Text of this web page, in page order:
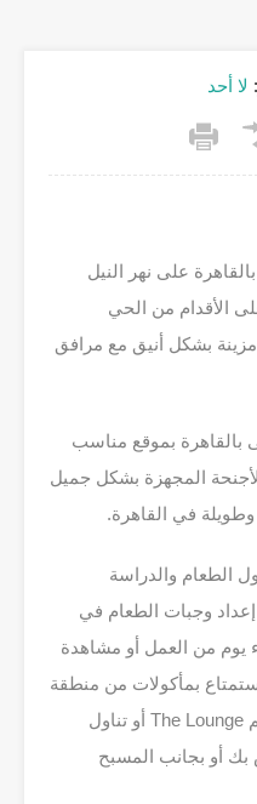
لا أحد
على نهر النيل
على الأقدام من الحي
بشكل أنيق مع مرافق
بالقاهرة بموقع مناسب
المجهزة بشكل جميل
وطويلة في القاهرة.
الطعام والدراسة
وجبات الطعام في
يوم من العمل أو مشاهدة
بمأكولات من منطقة
البحر الأبيض المتوسط في مطعم The Lounge أو تناول
أو بجانب المسبح